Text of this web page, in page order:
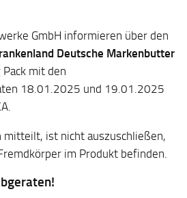
GmbH informieren über den
Deutsche Markenbutter
mit den
18.01.2025 und 19.01.2025
mitteilt, ist nicht auszuschließen,
im Produkt befinden.